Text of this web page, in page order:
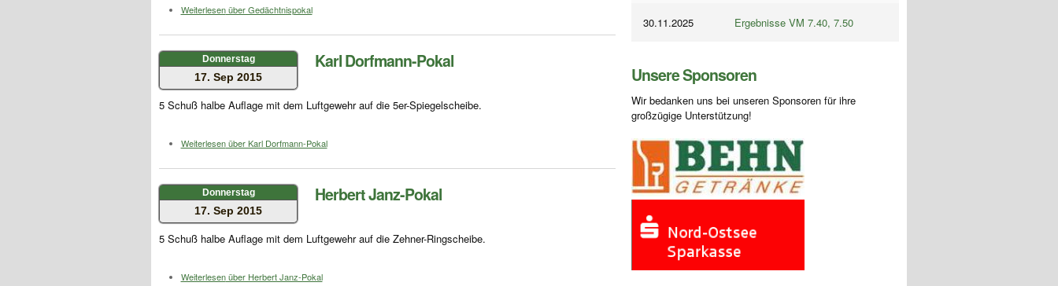
Weiterlesenüber Gedächtnispokal
Donnerstag
17. Sep 2015
Karl Dorfmann-Pokal
5 Schuß halbe Auflage mit dem Luftgewehr auf die 5er-Spiegelscheibe.
Weiterlesenüber Karl Dorfmann-Pokal
Donnerstag
17. Sep 2015
Herbert Janz-Pokal
5 Schuß halbe Auflage mit dem Luftgewehr auf die Zehner-Ringscheibe.
Weiterlesenüber Herbert Janz-Pokal
30.11.2025 Ergebnisse VM 7.40, 7.50
Unsere Sponsoren
Wir bedanken uns bei unseren Sponsoren für ihre
großzügige Unterstützung!